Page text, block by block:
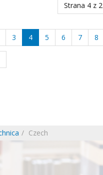
Strana 4 z
3 4 5 6 7 8
Czech